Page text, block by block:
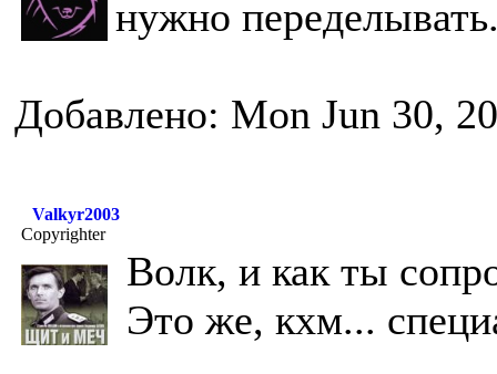
нужно
Добавлено: Mon Jun 30,
Valkyr2003
Copyrighter
Волк, и как ты
Это же, кхм...